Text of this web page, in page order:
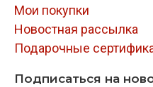
Мои покупки
Новостная рассылка
Подарочные
Подписаться на